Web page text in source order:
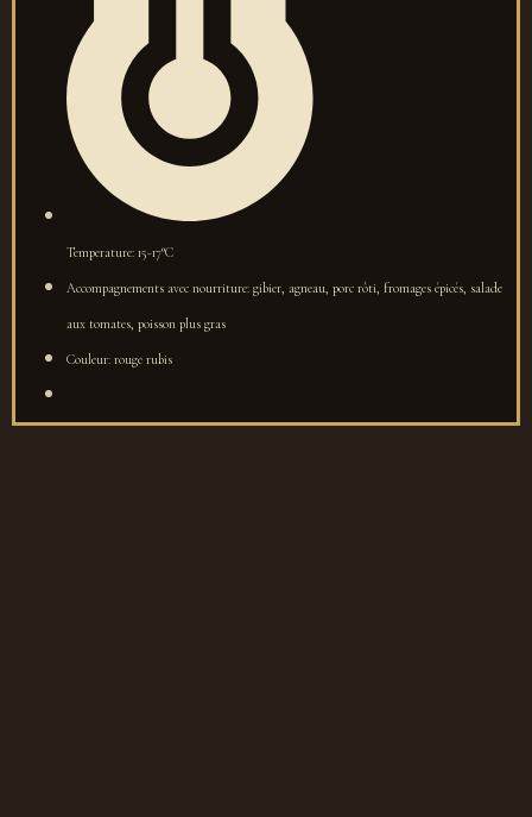
Temperature: 15-17°C
Accompagnements avec nourriture: gibier, agneau, porc rôti, fromages épicés, salade
aux tomates, poisson plus gras
Couleur: rouge rubis